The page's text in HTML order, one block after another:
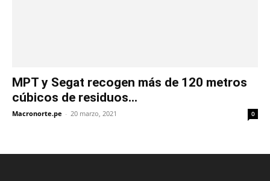
MPT y Segat recogen más de 120 metros
cúbicos de residuos...
Macronorte.pe - 20 marzo, 2021 0